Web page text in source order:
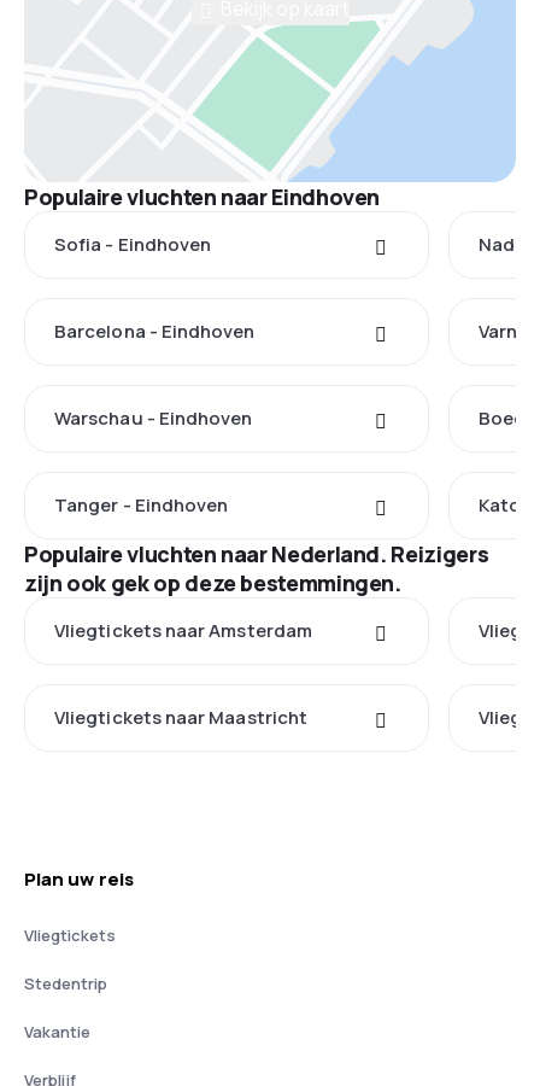
Populaire vluchten naar Eindhoven
Sofia - Eindhoven Nador
Barcelona - Eindhoven Varna
Warschau - Eindhoven
Tanger - Eindhoven
Populaire vluchten naar Nederland. Reizigers
zijn ook gek op deze bestemmingen.
Vliegtickets naar Amsterdam
Vliegtickets naar Maastricht
Plan uw reis
Vliegtickets
Stedentrip
Vakantie
Verblijf